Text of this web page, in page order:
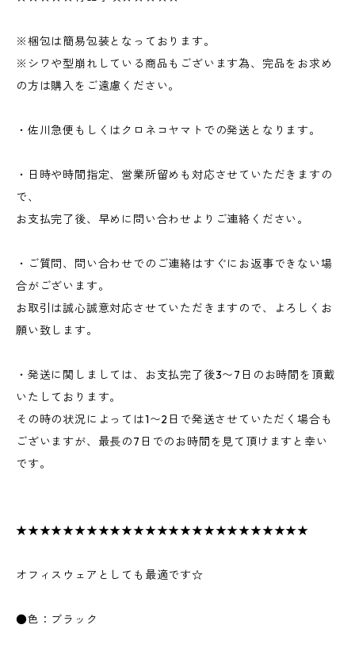
※梱包は簡易包装となっております。
※シワや型崩れしている商品もございます為、完品をお求め
の方は購入をご遠慮ください。
・佐川急便もしくはクロネコヤマトでの発送となります。
・日時や時間指定、営業所留めも対応させていただきますの
で、
お支払完了後、早めに問い合わせよりご連絡ください。
・ご質問、問い合わせでのご連絡はすぐにお返事できない場
合がございます。
お取引は誠心誠意対応させていただきますので、よろしくお
願い致します。
・発送に関しましては、お支払完了後3〜7日のお時間を頂戴
いたしております。
その時の状況によっては1〜2日で発送させていただく場合も
ございますが、最長の7日でのお時間を見て頂けますと幸い
です。
★★★★★★★★★★★★★★★★★★★★★★★★★
オフィスウェアとしても最適です☆
●色：ブラック